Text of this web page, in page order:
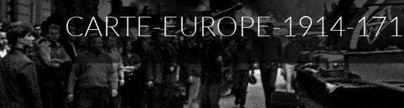
CARTE-EUROPE-1914-171